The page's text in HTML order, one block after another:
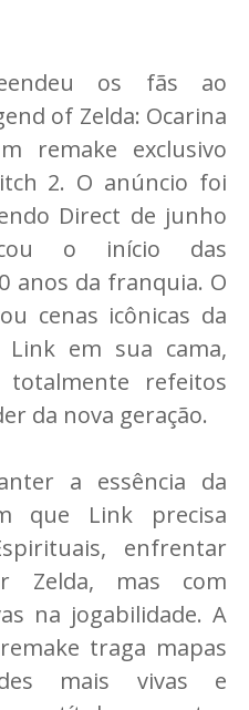
os fãs ao
of Zelda: Ocarina
remake exclusivo
2. O anúncio foi
Direct de junho
o início das
anos da franquia. O
cenas icônicas da
em sua cama,
refeitos
da nova geração.
a essência da
que Link precisa
enfrentar
Zelda, mas com
na jogabilidade. A
traga mapas
mais vivas e